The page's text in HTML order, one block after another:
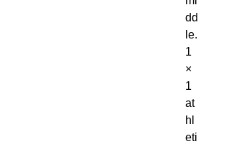
dd
le.
1
×
1
at
hl
eti